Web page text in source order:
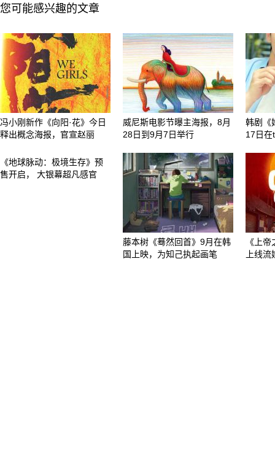
您可能感兴趣的文章
冯小刚新作《向阳·花》今日
释出概念海报，官宣赵丽
威尼斯电影节曝主海报，8月
28日到9月7日举行
韩剧《
17日在
《地球脉动：极境生存》预
售开启， 大银幕超凡感官
藤本树《蓦然回首》9月在韩
国上映，为知己执起画笔
《上
上线